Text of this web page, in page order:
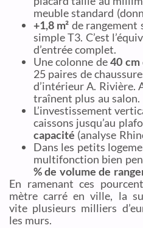
meuble standard
+1,8 m² de rangement
simple T3. C’est
d’entrée complet.
Une colonne de40 cm
25 paires de
d’intérieur A. Rivière.
traînent plus au salon.
L’investissement
caissons jusqu’au
capacité (analyse
Dans les petits
multifonction bien
% de volume de
En ramenant ces
mètre carré en ville, la
vite plusieurs milliers
les murs.